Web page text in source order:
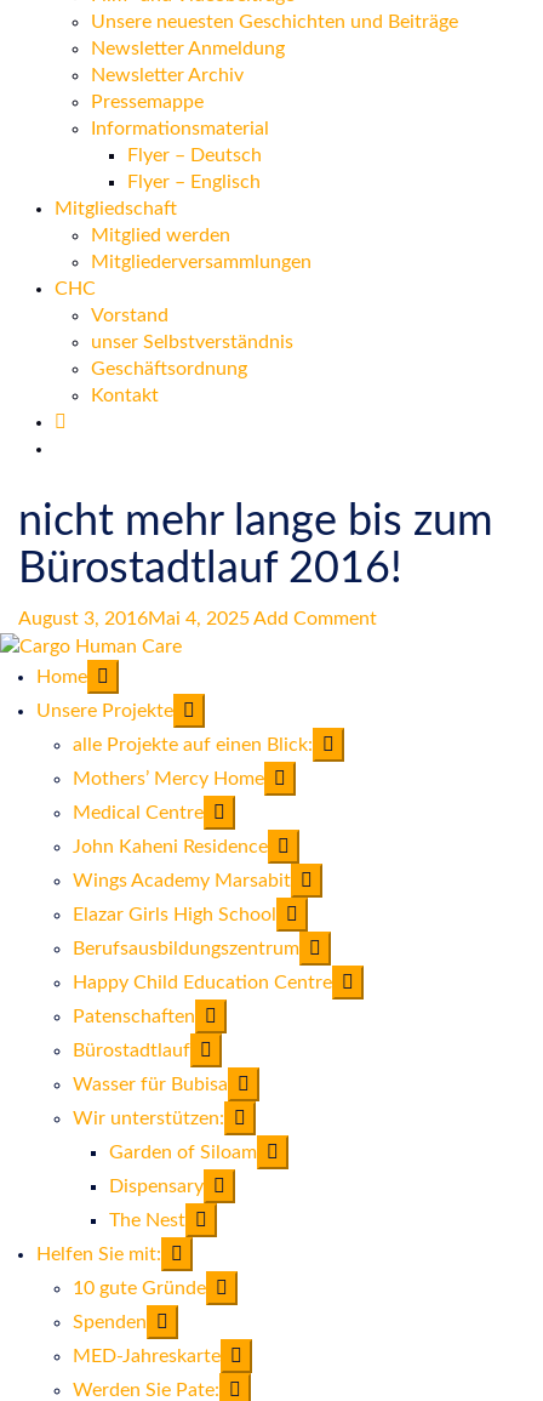
Unsere neuesten Geschichten und Beiträge
Newsletter Anmeldung
Newsletter Archiv
Pressemappe
Informationsmaterial
Flyer – Deutsch
Flyer – Englisch
Mitgliedschaft
Mitglied werden
Mitgliederversammlungen
CHC
Vorstand
unser Selbstverständnis
Geschäftsordnung
Kontakt
nicht mehr lange bis zum
Bürostadtlauf 2016!
August 3, 2016Mai 4, 2025Add Comment
Home
Unsere Projekte
alle Projekte auf einen Blick:
Mothers’ Mercy Home
Medical Centre
John Kaheni Residence
Wings Academy Marsabit
Elazar Girls High School
Berufsausbildungszentrum
Happy Child Education Centre
Patenschaften
Bürostadtlauf
Wasser für Bubisa
Wir unterstützen:
Garden of Siloam
Dispensary
The Nest
Helfen Sie mit:
10 gute Gründe
Spenden
MED-Jahreskarte
Werden Sie Pate: